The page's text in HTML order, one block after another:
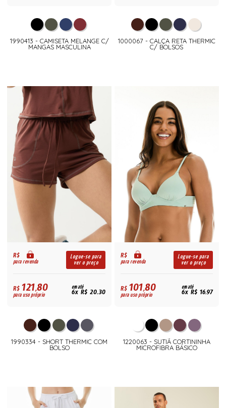
1990413 - CAMISETA MELANGE C/
MANGAS MASCULINA
1000067 - CALÇA RETA THERMIC
C/ BOLSOS
R$
para revenda
Logue-se para
ver o preço
R$121,80
para uso próprio
em até
6x R$ 20,30
1990334 - SHORT THERMIC COM
BOLSO
R$
para revenda
Logue-se para
ver o preço
R$101,80
para uso próprio
em até
6x R$ 16,97
1220063 - SUTIÃ CORTININHA
MICROFIBRA BÁSICO